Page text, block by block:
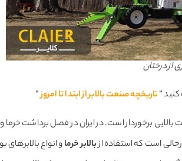
از درختان
”تاریخچه صنعت بالابر از ابتدا تا امروز”
برخوردار است. در ایران در فصل برداشت خرما
است که استفاده ازبالابر خرماو انواع